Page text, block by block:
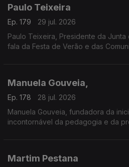
Paulo Teixeira
Ep. 179
29 jul. 2026
Paulo Teixeira, Presidente da Junta
fala da Festa de Verão e das
A entrada é gratuita e as portas
Manuela Gouveia,
Ep. 178
28 jul. 2026
Manuela Gouveia, fundadora da
incontornável da pedagogia e da
referência nacional e internacional
Martim Pestana